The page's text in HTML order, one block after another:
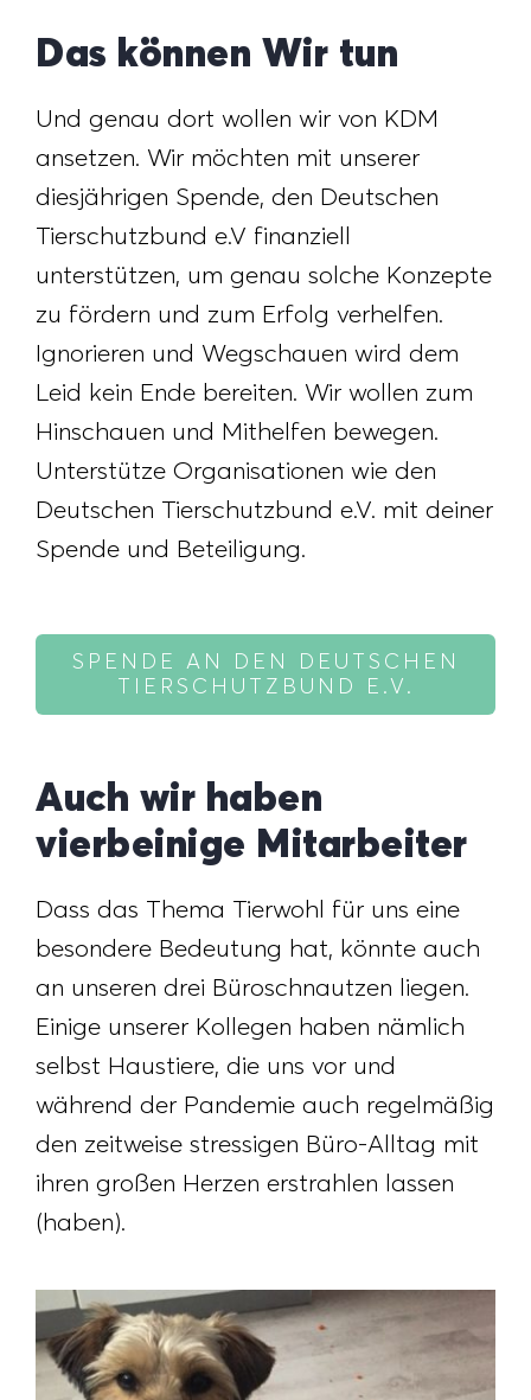
Das können Wir tun
Und genau dort wollen wir von KDM
ansetzen. Wir möchten mit unserer
diesjährigen Spende, den Deutschen
Tierschutzbund e.V finanziell
unterstützen, um genau solche Konzepte
zu fördern und zum Erfolg verhelfen.
Ignorieren und Wegschauen wird dem
Leid kein Ende bereiten. Wir wollen zum
Hinschauen und Mithelfen bewegen.
Unterstütze Organisationen wie den
Deutschen Tierschutzbund e.V. mit deiner
Spende und Beteiligung.
SPENDE AN DEN DEUTSCHEN
TIERSCHUTZBUND E.V.
Auch wir haben
vierbeinige Mitarbeiter
Dass das Thema Tierwohl für uns eine
besondere Bedeutung hat, könnte auch
an unseren drei Büroschnautzen liegen.
Einige unserer Kollegen haben nämlich
selbst Haustiere, die uns vor und
während der Pandemie auch regelmäßig
den zeitweise stressigen Büro-Alltag mit
ihren großen Herzen erstrahlen lassen
(haben).